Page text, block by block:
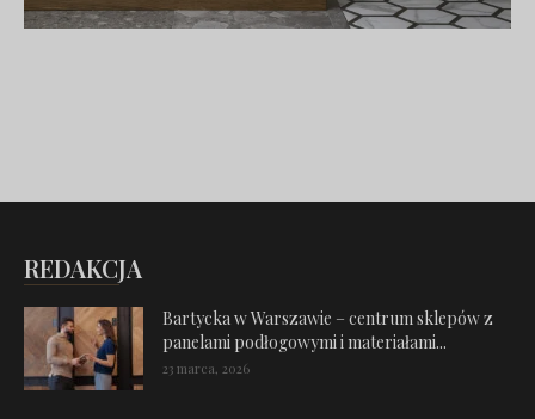
REDAKCJA
Bartycka w Warszawie – centrum sklepów z
panelami podłogowymi i materiałami...
23 marca, 2026